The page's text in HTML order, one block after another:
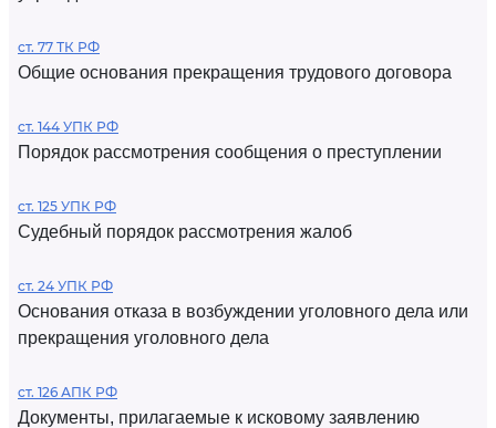
ст. 77 ТК РФ
Общие основания прекращения трудового договора
ст. 144 УПК РФ
Порядок рассмотрения сообщения о преступлении
ст. 125 УПК РФ
Судебный порядок рассмотрения жалоб
ст. 24 УПК РФ
Основания отказа в возбуждении уголовного дела или
прекращения уголовного дела
ст. 126 АПК РФ
Документы, прилагаемые к исковому заявлению